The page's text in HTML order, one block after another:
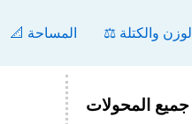
📐 المساحة ⚖️ الوزن والكتلة
جميع المحولات